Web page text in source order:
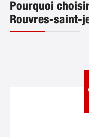
Pourquoi
Rouvres-saint-